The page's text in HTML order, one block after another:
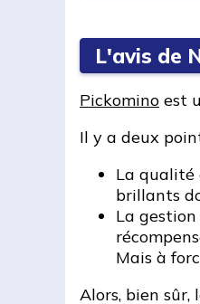
L'avis de
Pickomino est
Il y a deux
La qualité
brillants
La
Mais à
Alors, bien sûr,